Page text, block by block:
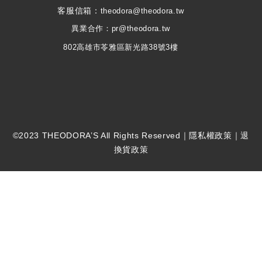
客服信箱： theodora@theodora.tw
異業合作：pr@theodora.tw
802高雄市苓雅區新光路38號3樓
©2023 THEODORA’S All Rights Reserved｜ 隱私權政策 ｜退
換貨政策